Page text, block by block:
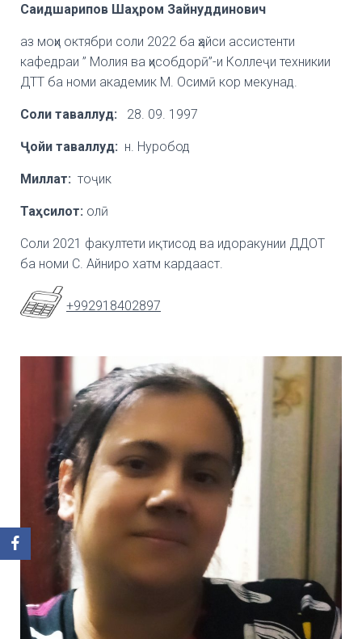
Саидшарипов Шаҳром Зайнуддинович
аз моҳи октябри соли 2022 ба ҳайси ассистенти
кафедраи ” Молия ва ҳисобдорӣ”-и Коллеҷи техникии
ДТТ ба номи академик М. Осимӣ кор мекунад.
Соли таваллуд: 28. 09. 1997
Ҷойи таваллуд: н. Нуробод
Миллат: тоҷик
Таҳсилот: олӣ
Соли 2021 факултети иқтисод ва идоракунии ДДОТ
ба номи С. Айниро хатм кардааст.
+992918402897